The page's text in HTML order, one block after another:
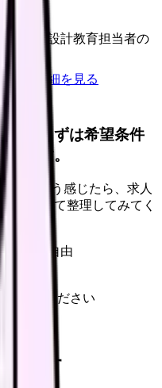
面談の設計教育担当者の
ビス詳細を見る
へ。まずは希望条件
ます。
...」そう感じたら、求人
を分けて整理してみてく
退会自由
認してください
探す